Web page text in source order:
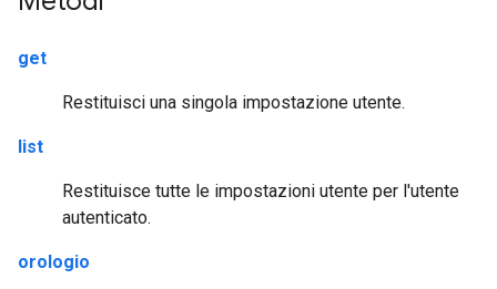
get
Restituisci una singola impostazione utente.
list
Restituisce tutte le impostazioni utente per l'utente
autenticato.
orologio